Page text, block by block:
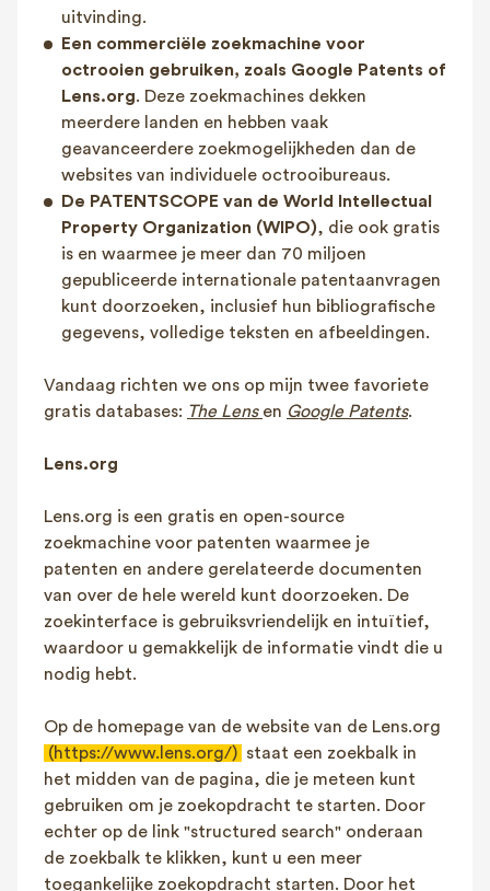
uitvinding.
Een commerciële zoekmachine voor
octrooien gebruiken, zoals Google Patents of
Lens.org. Deze zoekmachines dekken
meerdere landen en hebben vaak
geavanceerdere zoekmogelijkheden dan de
websites van individuele octrooibureaus.
De PATENTSCOPE van de World Intellectual
Property Organization (WIPO), die ook gratis
is en waarmee je meer dan 70 miljoen
gepubliceerde internationale patentaanvragen
kunt doorzoeken, inclusief hun bibliografische
gegevens, volledige teksten en afbeeldingen.
Vandaag richten we ons op mijn twee favoriete
gratis databases: The Lens en Google Patents.
Lens.org
Lens.org is een gratis en open-source
zoekmachine voor patenten waarmee je
patenten en andere gerelateerde documenten
van over de hele wereld kunt doorzoeken. De
zoekinterface is gebruiksvriendelijk en intuïtief,
waardoor u gemakkelijk de informatie vindt die u
nodig hebt.
Op de homepage van de website van de Lens.org
(https://www.lens.org/) staat een zoekbalk in
het midden van de pagina, die je meteen kunt
gebruiken om je zoekopdracht te starten. Door
echter op de link "structured search" onderaan
de zoekbalk te klikken, kunt u een meer
toegankelijke zoekopdracht starten. Door het